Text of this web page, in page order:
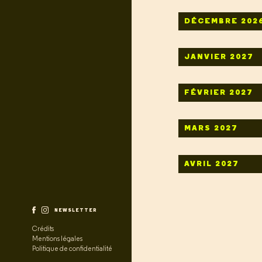
DÉCEMBRE
JANVIER 2027
FÉVRIER 2027
MARS 2027
AVRIL 2027
NEWSLETTER
Crédits
Mentions légales
Politique de confidentialité